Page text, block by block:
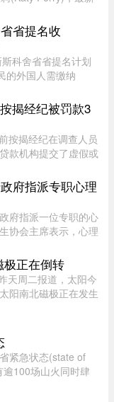
度成为娱乐媒体焦
...
省提名收
科舍省省提名计划
的外国人需缴纳
1 日起实施。新斯
日 ...
揭经纪被罚款3
按揭经纪在调查人员
款机构提交了虚假或
府指派专职心理
府指派一位专职的心
协会主席表示，心理
后依然能被列为优先
...
极正在倒转
天周二报道，太阳今
阳南北磁极正在发生
紧急状态(state of
100场山火同时肆